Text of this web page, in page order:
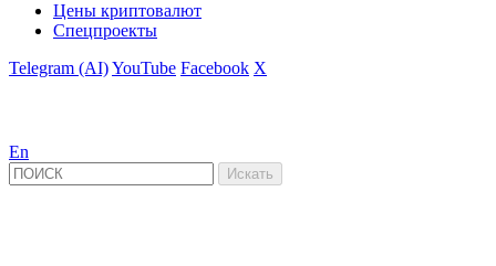
Цены криптовалют
Спецпроекты
Telegram (AI)YouTube Facebook X
En